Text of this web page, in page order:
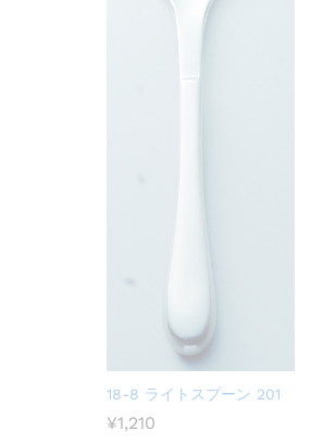
18-8 ライトスプーン 201
¥1,210